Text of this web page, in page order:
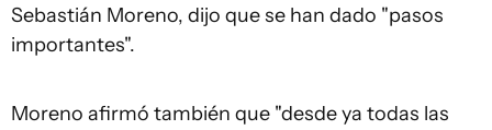
Sebastián Moreno, dijo que se han dado "pasos
importantes".
Moreno afirmó también que "desde ya todas las